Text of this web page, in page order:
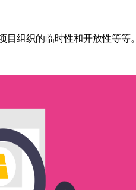
组织的临时性和开放性等等。